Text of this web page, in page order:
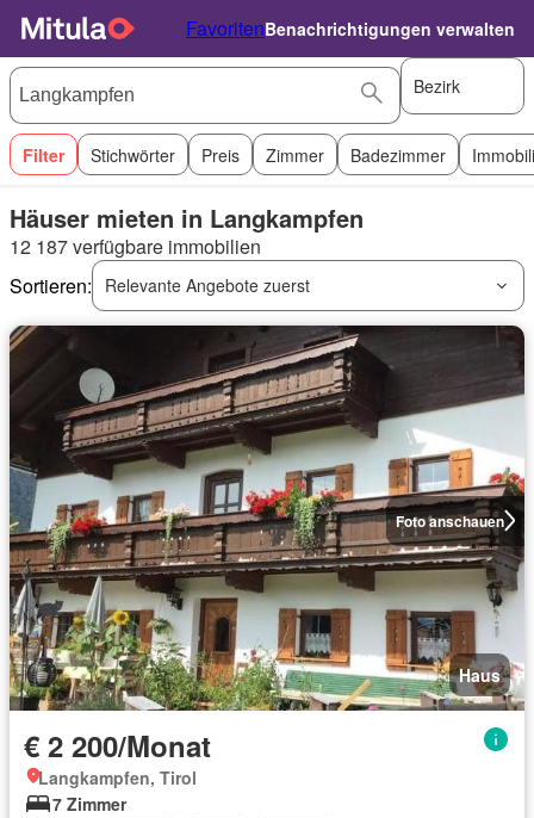
FavoritenBenachrichtigungen verwalten
Bezirk
Filter Stichwörter Preis Zimmer Badezimmer
Häuser mieten in Langkampfen
12 187 verfügbare immobilien
Sortieren:
Relevante Angebote zuerst
Foto anschauen
Haus
€ 2 200/Monat
Langkampfen, Tirol
7 Zimmer